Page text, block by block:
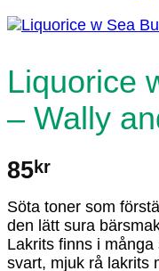
Liquorice
– Wally
85kr
Söta toner som
den lätt sura
Lakrits finns i
svart, mjuk rå lakrits